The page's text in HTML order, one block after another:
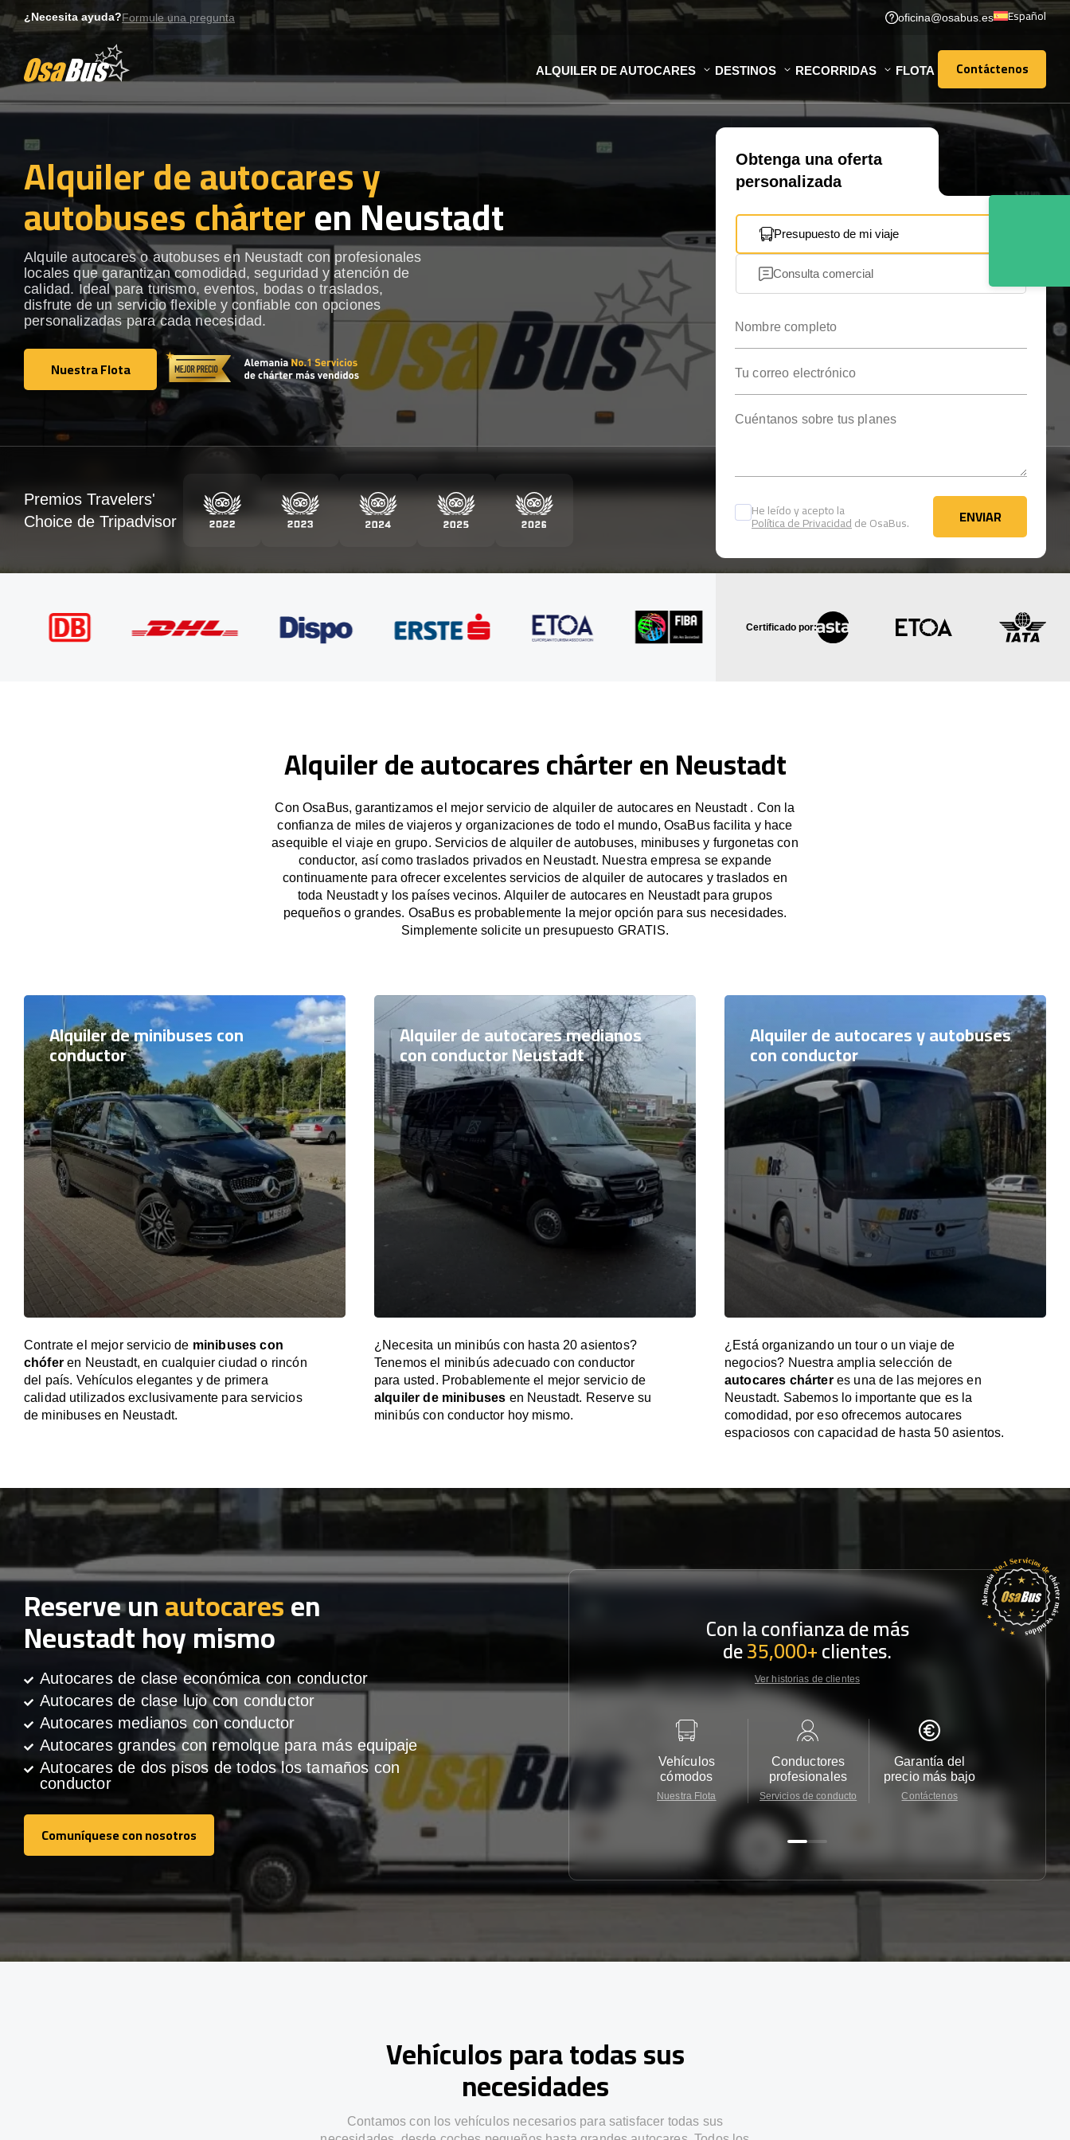
to
¿Necesita ayuda?Formule una pregunta oficina@osabus.es Español
ALQUILER DE AUTOCARES DESTINOS RECORRIDAS FLOTA Contáctenos
Contáctenos
Alquiler de autocares y
autobuses chárteren Neustadt
Alquile autocares o autobuses en Neustadt con profesionales
locales que garantizan comodidad, seguridad y atención de
calidad. Ideal para turismo, eventos, bodas o traslados,
disfrute de un servicio flexible y confiable con opciones
personalizadas para cada necesidad.
Nuestra Flota
Nuestra Flota
Obtenga una oferta
personalizada
Presupuesto de mi viaje
Consulta comercial
He leído y acepto la
Política de Privacidadde OsaBus. ENVIAR
ENVIAR
Premios Travelers'
Choice de Tripadvisor
Certificado por:
Alquiler de autocares chárter en Neustadt
Con OsaBus, garantizamos el mejor servicio de alquiler de autocares en Neustadt . Con la
confianza de miles de viajeros y organizaciones de todo el mundo, OsaBus facilita y hace
asequible el viaje en grupo. Servicios de alquiler de autobuses, minibuses y furgonetas con
conductor, así como traslados privados en Neustadt. Nuestra empresa se expande
continuamente para ofrecer excelentes servicios de alquiler de autocares y traslados en
toda Neustadt y los países vecinos. Alquiler de autocares en Neustadt para grupos
pequeños o grandes. OsaBus es probablemente la mejor opción para sus necesidades.
Simplemente solicite un presupuesto GRATIS.
Alquiler de minibuses con
conductor
Contrate el mejor servicio de minibuses con
chóferen Neustadt, en cualquier ciudad o rincón
del país. Vehículos elegantes y de primera
calidad utilizados exclusivamente para servicios
de minibuses en Neustadt.
Alquiler de autocares medianos
con conductor Neustadt
¿Necesita un minibús con hasta 20 asientos?
Tenemos el minibús adecuado con conductor
para usted. Probablemente el mejor servicio de
alquiler de minibuses en Neustadt. Reserve su
minibús con conductor hoy mismo.
Alquiler de autocares y autobuses
con conductor
¿Está organizando un tour o un viaje de
negocios? Nuestra amplia selección de
autocares chárteres una de las mejores en
Neustadt. Sabemos lo importante que es la
comodidad, por eso ofrecemos autocares
espaciosos con capacidad de hasta 50 asientos.
Reserve unautocaresen
Neustadt hoy mismo
Autocares de clase económica con conductor
Autocares de clase lujo con conductor
Autocares medianos con conductor
Autocares grandes con remolque para más equipaje
Autocares de dos pisos de todos los tamaños con
conductor
Comuníquese con nosotros
Comuníquese con nosotros
Con la confianza de más
de35,000+clientes.
Ver historias de clientes
Vehículos
cómodos
Nuestra Flota
Conductores
profesionales
Servicios de conducto
Garantía del
precio más bajo
Contáctenos
Vehículos para todas sus
necesidades
Contamos con los vehículos necesarios para satisfacer todas sus